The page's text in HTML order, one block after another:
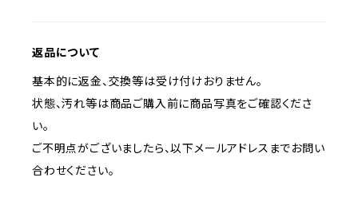
返品について
基本的に返金、交換等は受け付けおりません。
状態、汚れ等は商品ご購入前に商品写真をご確認くださ
い。
ご不明点がございましたら、以下メールアドレスまでお問い
合わせください。